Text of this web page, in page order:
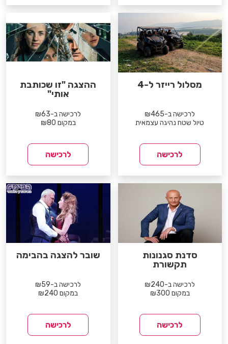
מסלול רייזר ל-4
לרכישה ב-₪465
טיול שטח נהיגה עצמאית
לרכישה
ההצגה "זו שכותבת
אותי"
לרכישה ב-₪63
במקום ₪80
לרכישה
סדנת סגנונות
תקשורת
לרכישה ב-₪240
במקום ₪300
לרכישה
שובר להצגה בהבימה
לרכישה ב-₪59
במקום ₪240
לרכישה